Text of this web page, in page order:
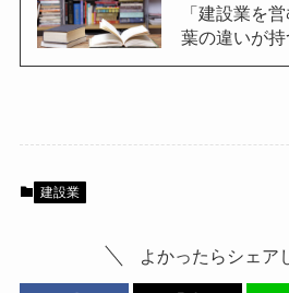
「建設業を
葉の違いが持
建設業
よかったらシェア